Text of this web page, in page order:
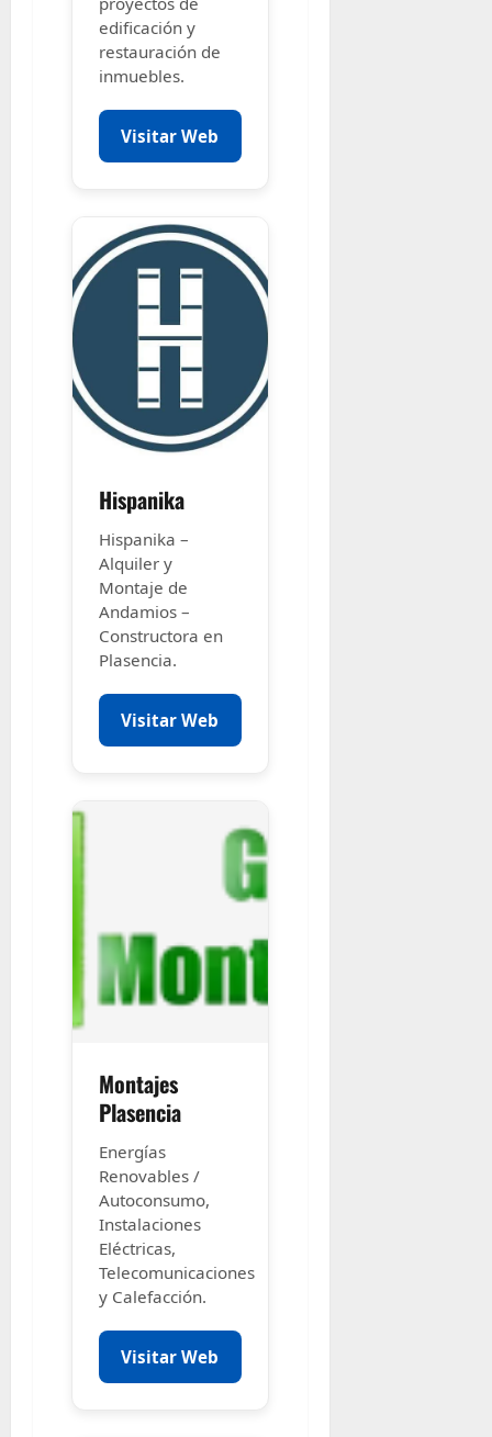
edificación y
restauración de
inmuebles.
Visitar Web
Hispanika
Hispanika –
Alquiler y
Montaje de
Andamios –
Constructora en
Plasencia.
Visitar Web
Montajes
Plasencia
Energías
Renovables /
Autoconsumo,
Instalaciones
Eléctricas,
Telecomunicaciones
y Calefacción.
Visitar Web